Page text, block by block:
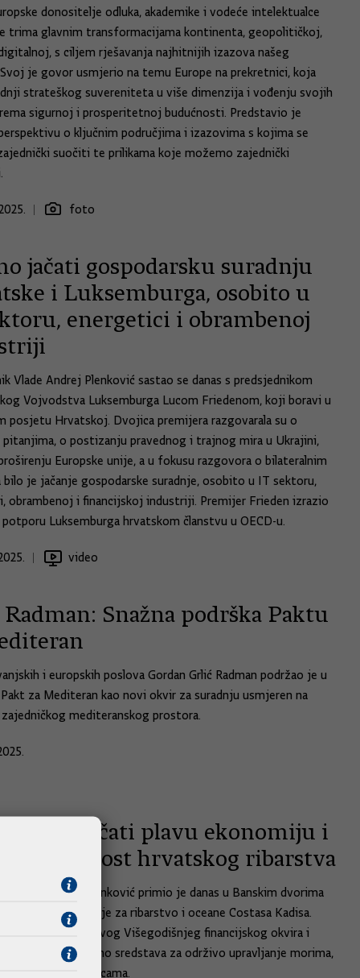
donositelje odluka, akademike i vodeće intelektualce
trima glavnim transformacijama kontinenta, geopolitičkoj,
s ciljem rješavanja najhitnijih izazova našeg
je govor usmjerio na temu Europe na prekretnici, koja
strateškog suvereniteta u više dimenzija i vođenju svojih
sigurnoj i prosperitetnoj budućnosti. Predstavio je
o ključnim područjima i izazovima s kojima se
suočiti te prilikama koje možemo zajednički
foto
jačati gospodarsku suradnju
i Luksemburga, osobito u
energetici i obrambenoj
Vlade Andrej Plenković sastao se danas s predsjednikom
Vojvodstva Luksemburga Lucom Friedenom, koji boravi u
posjetu Hrvatskoj. Dvojica premijera razgovarala su o
pitanjima, o postizanju pravednog i trajnog mira u Ukrajini,
Europske unije, a u fokusu razgovora o bilateralnim
bilo je jačanje gospodarske suradnje, osobito u IT sektoru,
obrambenoj i financijskoj industriji. Premijer Frieden izrazio
Luksemburga hrvatskom članstvu u OECD-u.
video
Snažna podrška Paktu
i europskih poslova Gordan Grlić Radman podržao je u
za Mediteran kao novi okvir za suradnju usmjeren na
mediteranskog prostora.
jačati plavu ekonomiju i
budućnost hrvatskog ribarstva
Vlade Andrej Plenković primio je danas u Banskim dvorima
Europske komisije za ribarstvo i oceane Costasa Kadisa.
su o pripremi novog Višegodišnjeg financijskog okvira i
se osigura dovoljno sredstava za održivo upravljanje morima,
i obalnim zajednicama.